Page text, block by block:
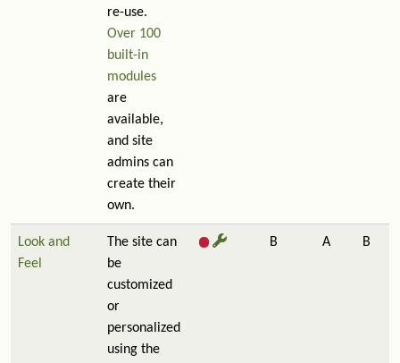
re-use.
Over 100
built-in
modules
are
available,
and site
admins can
create their
own.
Look and
Feel
The site can
be
customized
or
personalized
using the
B A B